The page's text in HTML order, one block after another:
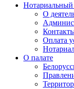
Нотариальный
О
Оплата
О палате